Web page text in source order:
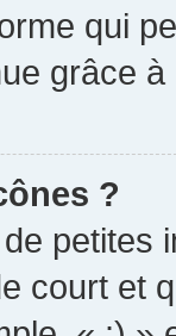
qui
grâce à
?
petites
court et